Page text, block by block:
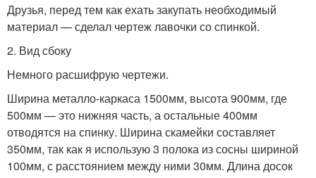
Друзья, перед тем как ехать закупать необходимый
материал — сделал чертеж лавочки со спинкой.
2. Вид сбоку
Немного расшифрую чертежи.
Ширина металло-каркаса 1500мм, высота 900мм, где
500мм — это нижняя часть, а остальные 400мм
отводятся на спинку. Ширина скамейки составляет
350мм, так как я использую 3 полока из сосны шириной
100мм, с расстоянием между ними 30мм. Длина досок